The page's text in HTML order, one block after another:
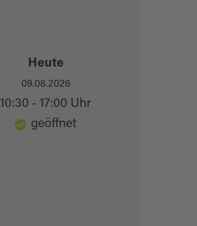
Heute
09.08.2026
10:30 - 17:00 Uhr
geöffnet